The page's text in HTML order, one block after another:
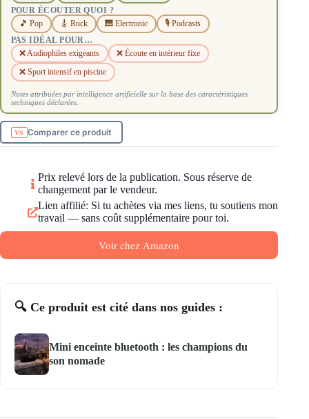
POUR ÉCOUTER QUOI ?
🎵 Pop 🎸 Rock 🎹 Electronic 🎙️ Podcasts
PAS IDÉAL POUR…
❌ Audiophiles exigeants
❌ Écoute en intérieur fixe
❌ Sport intensif en piscine
Notes attribuées par intelligence artificielle sur la base des caractéristiques
techniques déclarées.
Comparer ce produit
Prix relevé lors de la publication. Sous réserve de
changement par le vendeur.
Lien affilié: Si tu achètes via mes liens, tu soutiens mon
travail — sans coût supplémentaire pour toi.
Voir chez Amazon
🔍 Ce produit est cité dans nos guides :
Mini enceinte bluetooth : les champions du
son nomade